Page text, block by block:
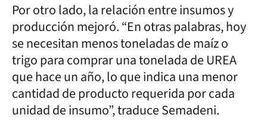
Por otro lado, la relación entre insumos y
producción mejoró. “En otras palabras, hoy
se necesitan menos toneladas de maíz o
trigo para comprar una tonelada de UREA
que hace un año, lo que indica una menor
cantidad de producto requerida por cada
unidad de insumo”, traduce Semadeni.